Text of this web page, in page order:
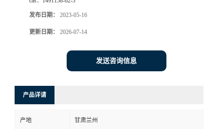
发布日期： 2023-05-16
更新日期： 2026-07-14
发送咨询信息
产品详请
产地 甘肃兰州